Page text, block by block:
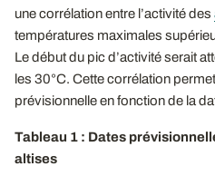
une corrélation entre l’activité des
températures maximales
Le début du pic d’activité serait
les 30°C. Cette corrélation
prévisionnelle en fonction de la
Tableau 1 : Dates
altises